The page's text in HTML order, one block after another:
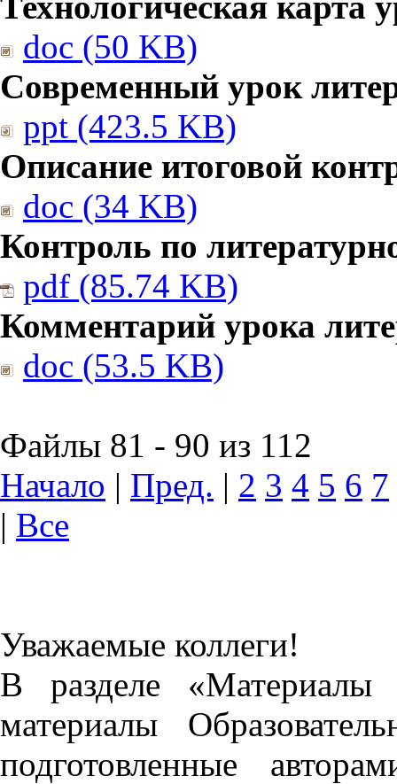
doc (50 KB)
Современный урок
ppt (423.5 KB)
Описание итоговой
doc (34 KB)
Контроль по
pdf (85.74 KB)
Комментарий урока
doc (53.5 KB)
Файлы 81 - 90 из 112
Начало | Пред. | 2 3 4 5 6 7
| Все
Уважаемые коллеги!
В разделе «Материалы
материалы
подготовленные